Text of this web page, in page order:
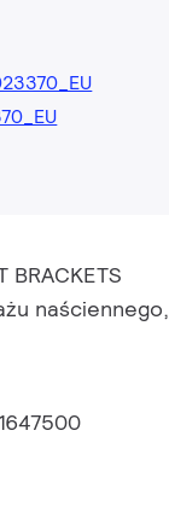
BRACKETS
naściennego,